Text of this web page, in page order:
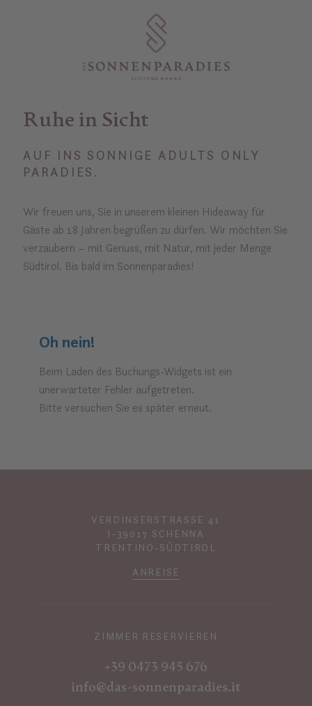
Ruhe in Sicht
AUF INS SONNIGE ADULTS ONLY
PARADIES.
Wir freuen uns, Sie in unserem kleinen Hideaway für
Gäste ab 18 Jahren begrüßen zu dürfen. Wir möchten Sie
verzaubern – mit Genuss, mit Natur, mit jeder Menge
Südtirol. Bis bald im Sonnenparadies!
Oh nein!
Beim Laden des Buchungs-Widgets ist ein
unerwarteter Fehler aufgetreten.
Bitte versuchen Sie es später erneut.
VERDINSERSTRASSE 41
I-39017 SCHENNA
TRENTINO-SÜDTIROL
ANREISE
ZIMMER RESERVIEREN
+39 0473 945 676
info@das-sonnenparadies.it